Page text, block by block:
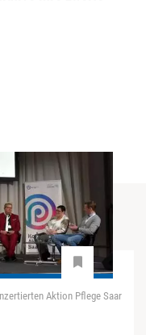
Aktion Pflege Saar